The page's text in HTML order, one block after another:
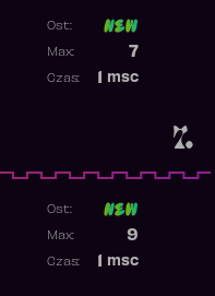
7.
Ost:
7
Max:
msc
Czas:
Ost:
9
Max:
msc
Czas: